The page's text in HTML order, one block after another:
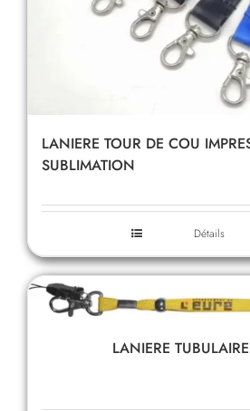
LANIERE TOUR DE COU
SUBLIMATION
Détails
LANIERE